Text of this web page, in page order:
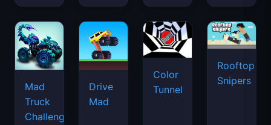
Mad
Truck
Challenge
Drive
Mad
Color
Tunnel
Rooftop
Snipers